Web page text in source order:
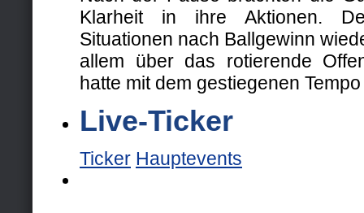
Klarheit in ihre Aktionen.
Situationen nach Ballgewinn
allem über das rotierende
hatte mit dem gestiegenen
Live-Ticker
Ticker Hauptevents